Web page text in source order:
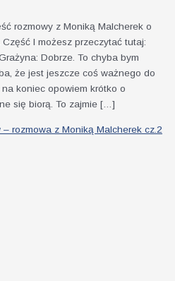
rozmowy z Moniką Malcherek o
I możesz przeczytać tutaj:
Dobrze. To chyba bym
że jest jeszcze coś ważnego do
koniec opowiem krótko o
się biorą. To zajmie […]
rozmowa z Moniką Malcherek cz.2